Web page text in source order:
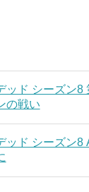
ッド シーズン8
の戦い
ッド シーズン8